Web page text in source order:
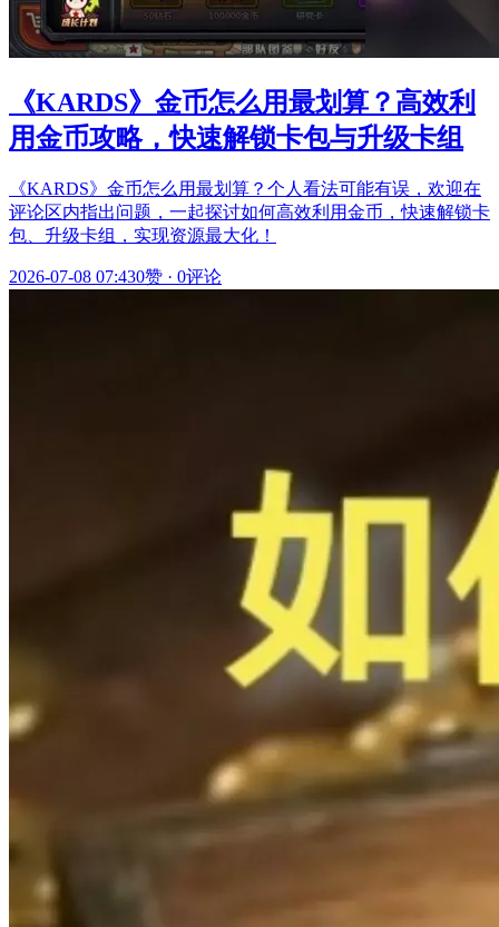
《KARDS》金币怎么用最划算？高效利
用金币攻略，快速解锁卡包与升级卡组
《KARDS》金币怎么用最划算？个人看法可能有误，欢迎在
评论区内指出问题，一起探讨如何高效利用金币，快速解锁卡
包、升级卡组，实现资源最大化！
2026-07-08 07:430赞 · 0评论